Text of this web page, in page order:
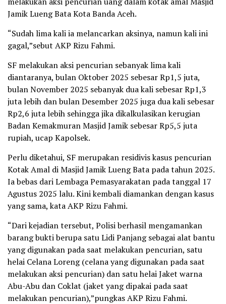
Jamik Lueng Bata Kota Banda Aceh.
“Sudah lima kali ia melancarkan aksinya, namun kali ini
gagal,”sebut AKP Rizu Fahmi.
SF melakukan aksi pencurian sebanyak lima kali
diantaranya, bulan Oktober 2025 sebesar Rp1,5 juta,
bulan November 2025 sebanyak dua kali sebesar Rp1,3
juta lebih dan bulan Desember 2025 juga dua kali sebesar
Rp2,6 juta lebih sehingga jika dikalkulasikan kerugian
Badan Kemakmuran Masjid Jamik sebesar Rp5,5 juta
rupiah, ucap Kapolsek.
Perlu diketahui, SF merupakan residivis kasus pencurian
Kotak Amal di Masjid Jamik Lueng Bata pada tahun 2025.
Ia bebas dari Lembaga Pemasyarakatan pada tanggal 17
Agustus 2025 lalu. Kini kembali diamankan dengan kasus
yang sama, kata AKP Rizu Fahmi.
“Dari kejadian tersebut, Polisi berhasil mengamankan
barang bukti berupa satu Lidi Panjang sebagai alat bantu
yang digunakan pada saat melakukan pencurian, satu
helai Celana Loreng (celana yang digunakan pada saat
melakukan aksi pencurian) dan satu helai Jaket warna
Abu-Abu dan Coklat (jaket yang dipakai pada saat
melakukan pencurian),”pungkas AKP Rizu Fahmi.